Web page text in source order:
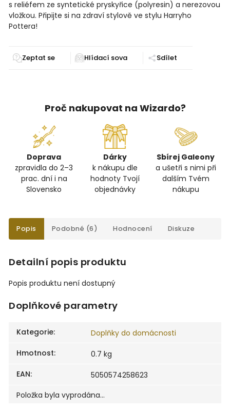
s reliéfem ze syntetické pryskyřice (polyresin) a nerezovou
vložkou. Připijte si na zdraví stylově ve stylu Harryho
Pottera!
Zeptat se Sdílet
Proč nakupovat na Wizardo?
Doprava
zpravidla do 2–3
prac. dní i na
Slovensko
Dárky
k nákupu dle
hodnoty Tvojí
objednávky
Sbírej Galeony
a ušetři s nimi při
dalším Tvém
nákupu
Popis Podobné (6) Hodnocení Diskuze
Detailní popis produktu
Popis produktu není dostupný
Doplňkové parametry
Kategorie:
Doplňky do domácnosti
Hmotnost:
0.7 kg
EAN:
5050574258623
Položka byla vyprodána…